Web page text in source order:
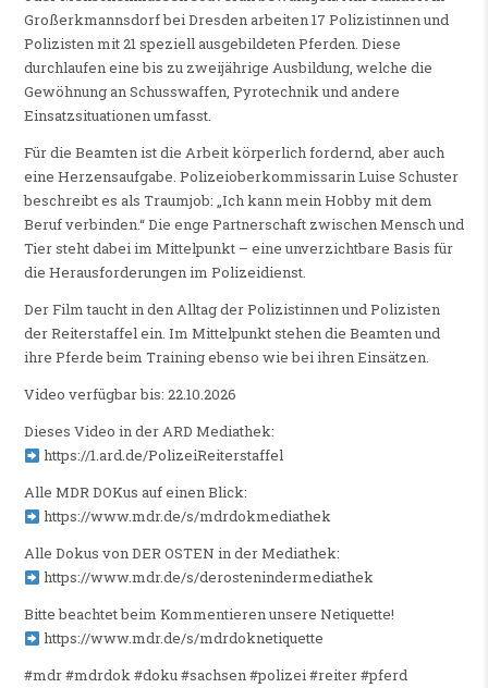
Großerkmannsdorf bei Dresden arbeiten 17 Polizistinnen und
Polizisten mit 21 speziell ausgebildeten Pferden. Diese
durchlaufen eine bis zu zweijährige Ausbildung, welche die
Gewöhnung an Schusswaffen, Pyrotechnik und andere
Einsatzsituationen umfasst.
Für die Beamten ist die Arbeit körperlich fordernd, aber auch
eine Herzensaufgabe. Polizeioberkommissarin Luise Schuster
beschreibt es als Traumjob: „Ich kann mein Hobby mit dem
Beruf verbinden.“ Die enge Partnerschaft zwischen Mensch und
Tier steht dabei im Mittelpunkt – eine unverzichtbare Basis für
die Herausforderungen im Polizeidienst.
Der Film taucht in den Alltag der Polizistinnen und Polizisten
der Reiterstaffel ein. Im Mittelpunkt stehen die Beamten und
ihre Pferde beim Training ebenso wie bei ihren Einsätzen.
Video verfügbar bis: 22.10.2026
Dieses Video in der ARD Mediathek:
https://1.ard.de/PolizeiReiterstaffel
Alle MDR DOKus auf einen Blick:
https://www.mdr.de/s/mdrdokmediathek
Alle Dokus von DER OSTEN in der Mediathek:
https://www.mdr.de/s/derostenindermediathek
Bitte beachtet beim Kommentieren unsere Netiquette!
https://www.mdr.de/s/mdrdoknetiquette
#mdr #mdrdok #doku #sachsen #polizei #reiter #pferd